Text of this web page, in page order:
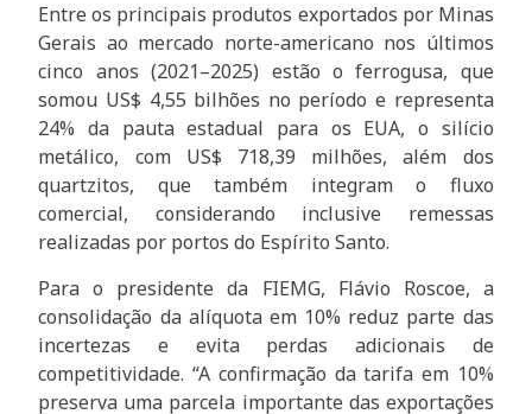
Entre os principais produtos exportados por Minas
Gerais ao mercado norte-americano nos últimos
cinco anos (2021–2025) estão o ferrogusa, que
somou US$ 4,55 bilhões no período e representa
24% da pauta estadual para os EUA, o silício
metálico, com US$ 718,39 milhões, além dos
quartzitos, que também integram o fluxo
comercial, considerando inclusive remessas
realizadas por portos do Espírito Santo.
Para o presidente da FIEMG, Flávio Roscoe, a
consolidação da alíquota em 10% reduz parte das
incertezas e evita perdas adicionais de
competitividade. “A confirmação da tarifa em 10%
preserva uma parcela importante das exportações